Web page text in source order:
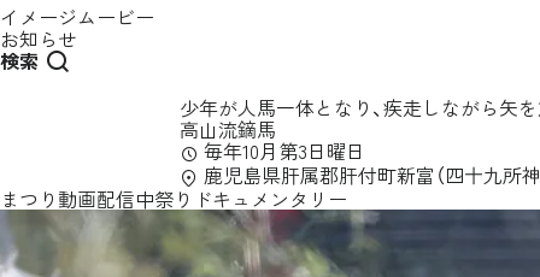
イメージムービー
お知らせ
検索
少年が人馬一体となり、疾走しながら矢
高山流鏑馬
毎年10月第3日曜日
鹿児島県肝属郡肝付町新富（四十九所神
まつり動画配信中祭りドキュメンタリー